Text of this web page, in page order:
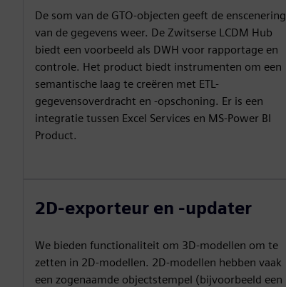
De som van de GTO-objecten geeft de enscenering
van de gegevens weer. De Zwitserse LCDM Hub
biedt een voorbeeld als DWH voor rapportage en
controle. Het product biedt instrumenten om een
semantische laag te creëren met ETL-
gegevensoverdracht en -opschoning. Er is een
integratie tussen Excel Services en MS-Power BI
Product.
2D-exporteur en -updater
We bieden functionaliteit om 3D-modellen om te
zetten in 2D-modellen. 2D-modellen hebben vaak
een zogenaamde objectstempel (bijvoorbeeld een